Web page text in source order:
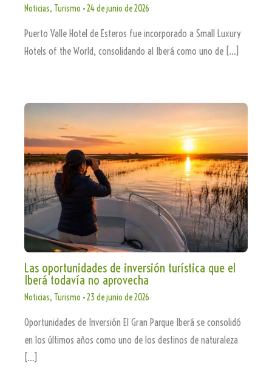
Noticias, Turismo •24 de junio de 2026
Puerto Valle Hotel de Esteros fue incorporado a Small Luxury
Hotels of the World, consolidando al Iberá como uno de […]
Las oportunidades de inversión turística que el
Iberá todavía no aprovecha
Noticias, Turismo •23 de junio de 2026
Oportunidades de Inversión El Gran Parque Iberá se consolidó
en los últimos años como uno de los destinos de naturaleza
[…]